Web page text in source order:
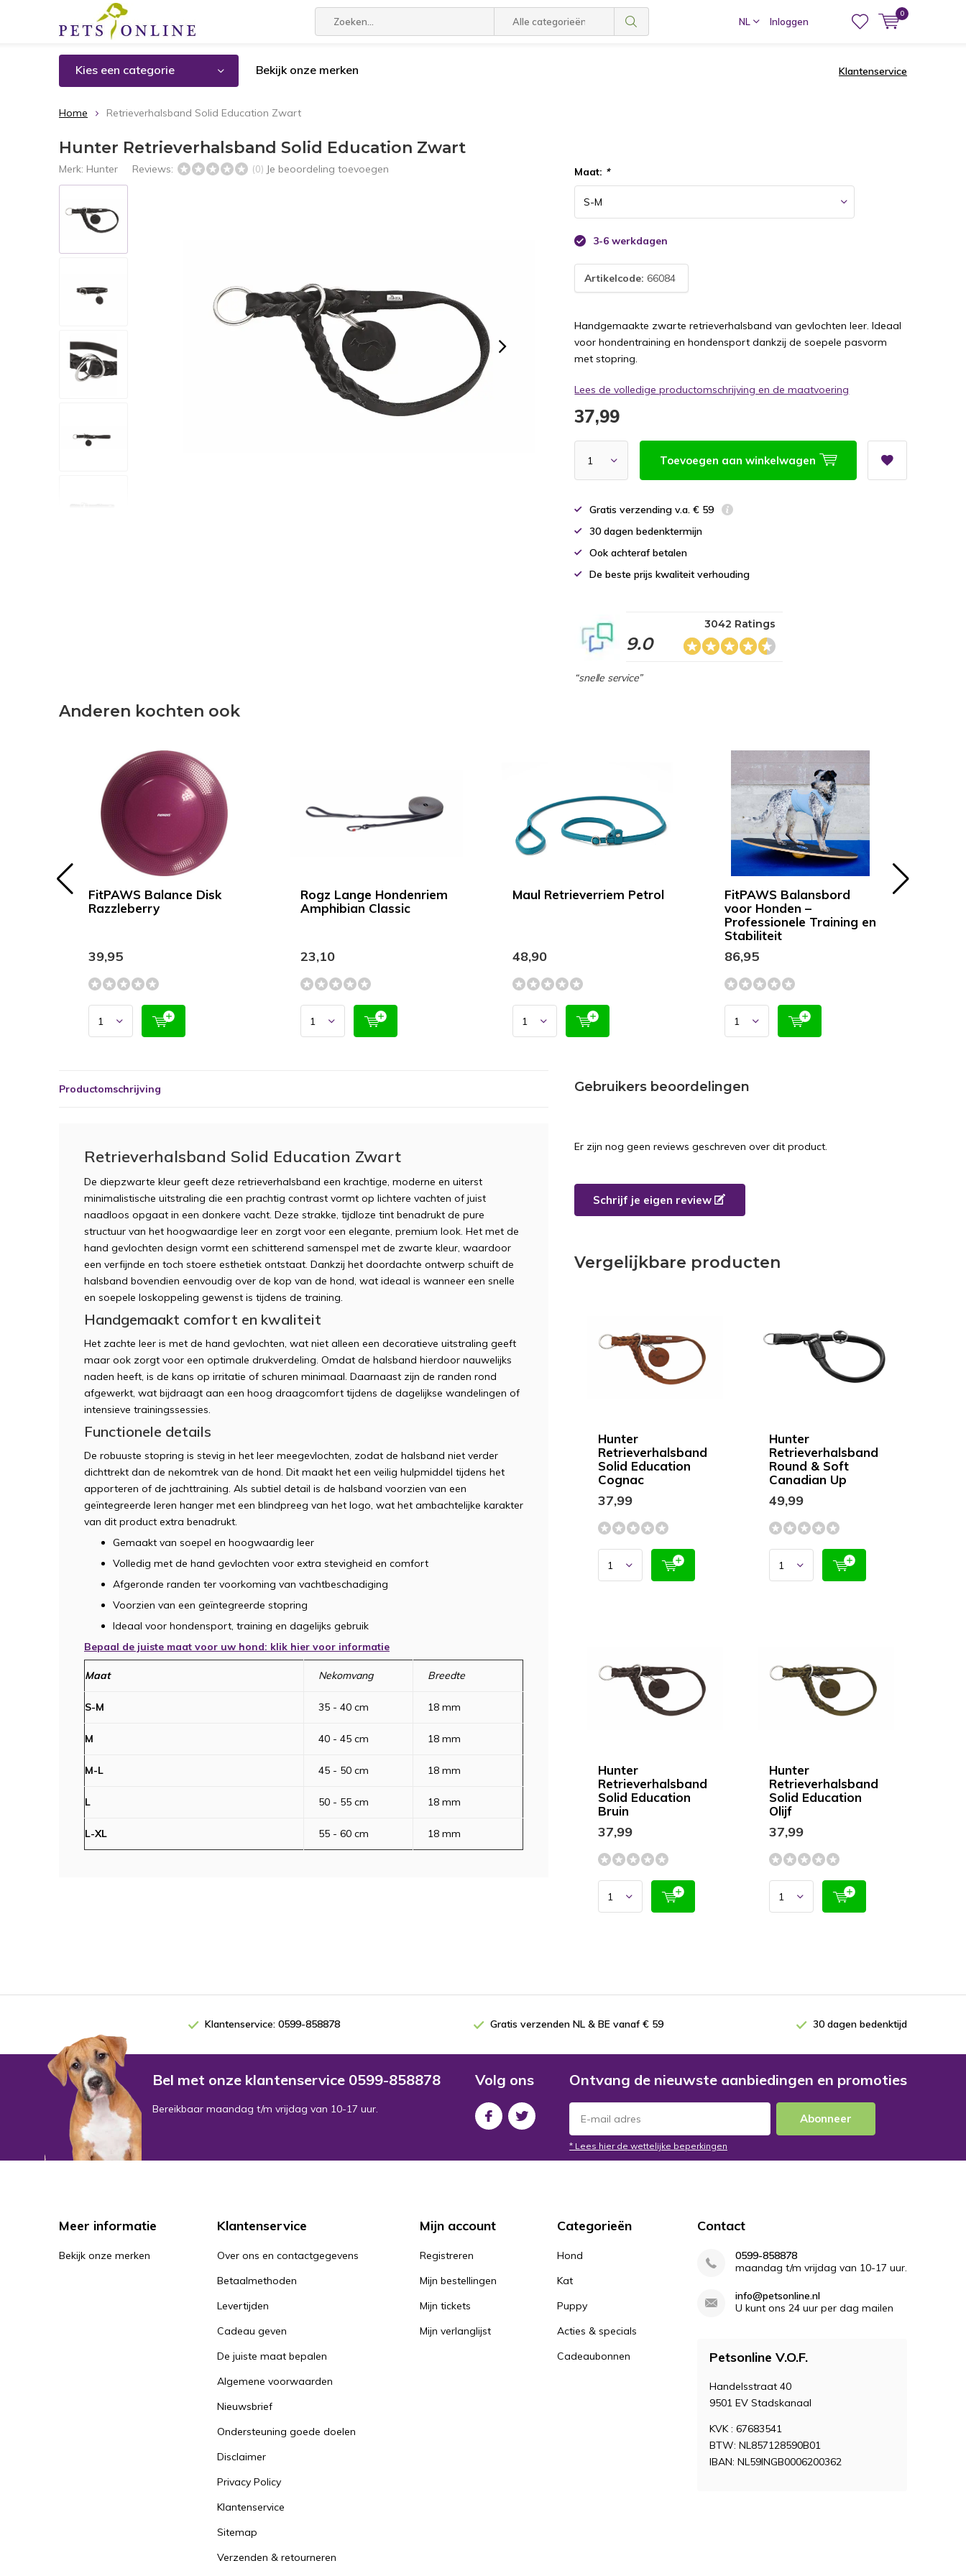
NL Inloggen
0
Kies een categorie Bekijk onze merken Klantenservice
Home Retrieverhalsband Solid Education Zwart
Hunter Retrieverhalsband Solid Education Zwart
Merk: Hunter Reviews: (0) Je beoordeling toevoegen Maat: *
3-6 werkdagen
Artikelcode: 66084
Handgemaakte zwarte retrieverhalsband van gevlochten leer. Ideaal
voor hondentraining en hondensport dankzij de soepele pasvorm
met stopring.
Lees de volledige productomschrijving en de maatvoering
37,99
Toevoegen aan winkelwagen
Gratis verzending v.a. € 59
30 dagen bedenktermijn
Ook achteraf betalen
De beste prijs kwaliteit verhouding
9.0
3042 Ratings
“snelle service”
Anderen kochten ook
FitPAWS Balance Disk
Razzleberry
39,95
Rogz Lange Hondenriem
Amphibian Classic
23,10
Maul Retrieverriem Petrol
48,90
FitPAWS Balansbord
voor Honden –
Professionele Training en
Stabiliteit
86,95
Productomschrijving
Retrieverhalsband Solid Education Zwart
De diepzwarte kleur geeft deze retrieverhalsband een krachtige, moderne en uiterst
minimalistische uitstraling die een prachtig contrast vormt op lichtere vachten of juist
naadloos opgaat in een donkere vacht. Deze strakke, tijdloze tint benadrukt de pure
structuur van het hoogwaardige leer en zorgt voor een elegante, premium look. Het met de
hand gevlochten design vormt een schitterend samenspel met de zwarte kleur, waardoor
een verfijnde en toch stoere esthetiek ontstaat. Dankzij het doordachte ontwerp schuift de
halsband bovendien eenvoudig over de kop van de hond, wat ideaal is wanneer een snelle
en soepele loskoppeling gewenst is tijdens de training.
Handgemaakt comfort en kwaliteit
Het zachte leer is met de hand gevlochten, wat niet alleen een decoratieve uitstraling geeft
maar ook zorgt voor een optimale drukverdeling. Omdat de halsband hierdoor nauwelijks
naden heeft, is de kans op irritatie of schuren minimaal. Daarnaast zijn de randen rond
afgewerkt, wat bijdraagt aan een hoog draagcomfort tijdens de dagelijkse wandelingen of
intensieve trainingssessies.
Functionele details
De robuuste stopring is stevig in het leer meegevlochten, zodat de halsband niet verder
dichttrekt dan de nekomtrek van de hond. Dit maakt het een veilig hulpmiddel tijdens het
apporteren of de jachttraining. Als subtiel detail is de halsband voorzien van een
geïntegreerde leren hanger met een blindpreeg van het logo, wat het ambachtelijke karakter
van dit product extra benadrukt.
Gemaakt van soepel en hoogwaardig leer
Volledig met de hand gevlochten voor extra stevigheid en comfort
Afgeronde randen ter voorkoming van vachtbeschadiging
Voorzien van een geïntegreerde stopring
Ideaal voor hondensport, training en dagelijks gebruik
Bepaal de juiste maat voor uw hond: klik hier voor informatie
Maat Nekomvang Breedte
S-M 35 - 40 cm 18 mm
M 40 - 45 cm 18 mm
M-L 45 - 50 cm 18 mm
L 50 - 55 cm 18 mm
L-XL 55 - 60 cm 18 mm
Gebruikers beoordelingen
Er zijn nog geen reviews geschreven over dit product.
Schrijf je eigen review
Vergelijkbare producten
Hunter
Retrieverhalsband
Solid Education
Cognac
37,99
Hunter
Retrieverhalsband
Round & Soft
Canadian Up
Zwart
49,99
Hunter
Retrieverhalsband
Solid Education
Bruin
37,99
Hunter
Retrieverhalsband
Solid Education
Olijf
37,99
Klantenservice: 0599-858878 Gratis verzenden NL & BE vanaf € 59 30 dagen bedenktijd
Bel met onze klantenservice 0599-858878
Bereikbaar maandag t/m vrijdag van 10-17 uur.
Volg ons Ontvang de nieuwste aanbiedingen en promoties
Abonneer
* Lees hier de wettelijke beperkingen
Meer informatie
Bekijk onze merken
Klantenservice
Over ons en contactgegevens
Betaalmethoden
Levertijden
Cadeau geven
De juiste maat bepalen
Algemene voorwaarden
Nieuwsbrief
Ondersteuning goede doelen
Disclaimer
Privacy Policy
Klantenservice
Sitemap
Verzenden & retourneren
Mijn account
Registreren
Mijn bestellingen
Mijn tickets
Mijn verlanglijst
Categorieën
Hond
Kat
Puppy
Acties & specials
Cadeaubonnen
Contact
0599-858878
maandag t/m vrijdag van 10-17 uur.
info@petsonline.nl
U kunt ons 24 uur per dag mailen
Petsonline V.O.F.
Handelsstraat 40
9501 EV Stadskanaal
KVK : 67683541
BTW: NL857128590B01
IBAN: NL59INGB0006200362